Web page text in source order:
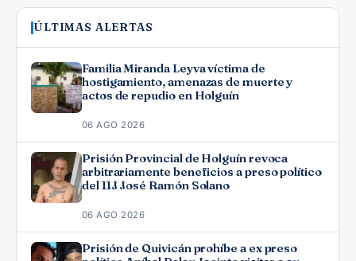
ÚLTIMAS ALERTAS
Familia Miranda Leyva víctima de
hostigamiento, amenazas de muerte y
actos de repudio en Holguín
06 AGO 2026
Prisión Provincial de Holguín revoca
arbitrariamente beneficios a preso político
del 11J José Ramón Solano
06 AGO 2026
Prisión de Quivicán prohíbe a ex preso